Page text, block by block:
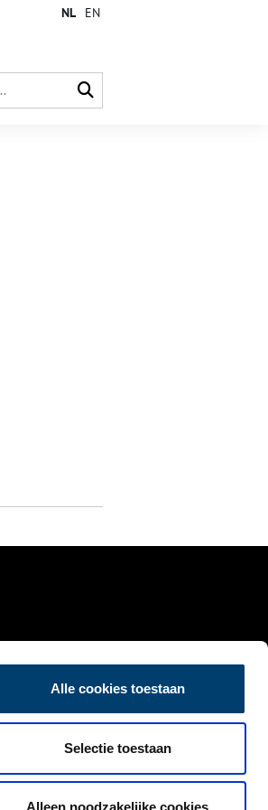
Alle cookies toestaan
Selectie toestaan
Alleen noodzakelijke cookies
NL EN